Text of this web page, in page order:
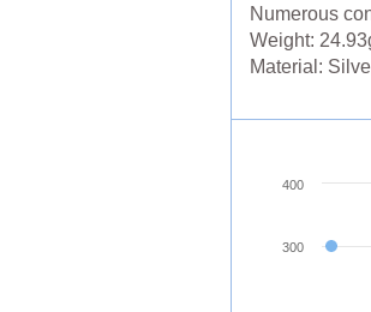
Numerous
Weight:
Material: